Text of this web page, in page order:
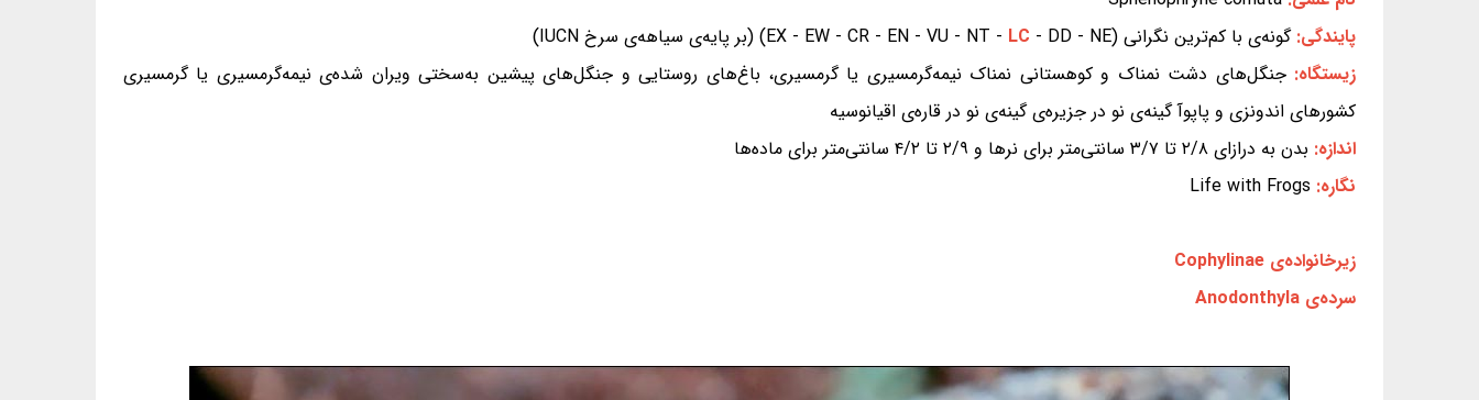
پایندگی:گونه‌ی با کم‌ترین نگرانی (EX - EW - CR - EN - VU - NT - LC - DD - NE) (بر پایه‌ی سیاهه‌ی سرخ IUCN)
زیستگاه:جنگل‌های دشت نمناک و کوهستانی نمناک نیمه‌گرمسیری یا گرمسیری، باغ‌های روستایی و جنگل‌های پیشین به‌سختی ویران شده‌ی نیمه‌گرمسیری یا گرمسیری
کشورهای اندونزی و پاپوآ گینه‌ی نو در جزیره‌ی گینه‌ی نو در قاره‌ی اقیانوسیه
اندازه: بدن به درازای ۲/۸ تا ۳/۷ سانتی‌متر برای نرها و ۲/۹ تا ۴/۲ سانتی‌متر برای ماده‌ها
نگاره: Life with Frogs
زیرخانواده‌ی Cophylinae
سرده‌ی Anodonthyla